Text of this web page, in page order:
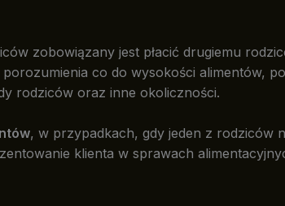
zobowiązany jest płacić drugiemu
co do wysokości alimentów,
rodziców oraz inne okoliczności.
, w przypadkach, gdy jeden z rodziców
klienta w sprawach